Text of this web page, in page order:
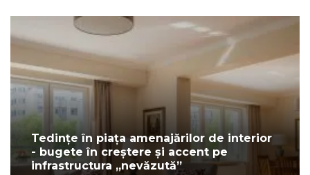
Tedințe în piața amenajărilor de interior
- bugete în creștere și accent pe
infrastructura „nevăzută”